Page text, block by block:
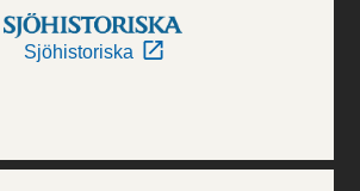
Sjöhistoriska